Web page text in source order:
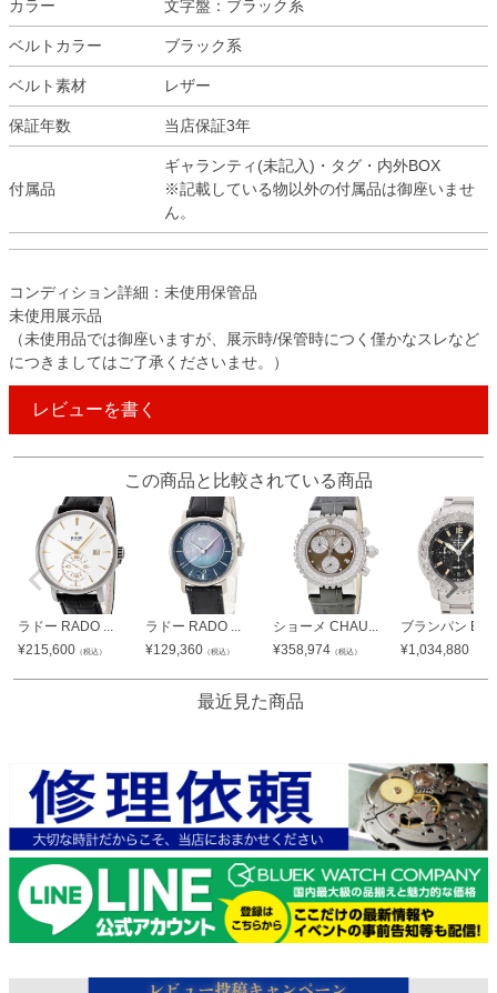
カラー 文字盤：ブラック系
ベルトカラー ブラック系
ベルト素材 レザー
保証年数 当店保証3年
付属品
ギャランティ(未記入)・タグ・内外BOX
※記載している物以外の付属品は御座いませ
ん。
コンディション詳細：未使用保管品
未使用展示品
（未使用品では御座いますが、展示時/保管時につく僅かなスレなど
につきましてはご了承くださいませ。）
レビューを書く
この商品と比較されている商品
ラドー RADO ...
¥215,600 （税込）
ラドー RADO ...
¥129,360 （税込）
ショーメ CHAU...
¥358,974 （税込）
ブランパン
¥1,034,880
最近見た商品